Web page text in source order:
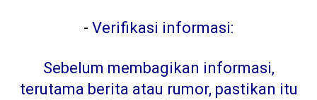
- Verifikasi informasi:
Sebelum membagikan informasi,
terutama berita atau rumor, pastikan itu